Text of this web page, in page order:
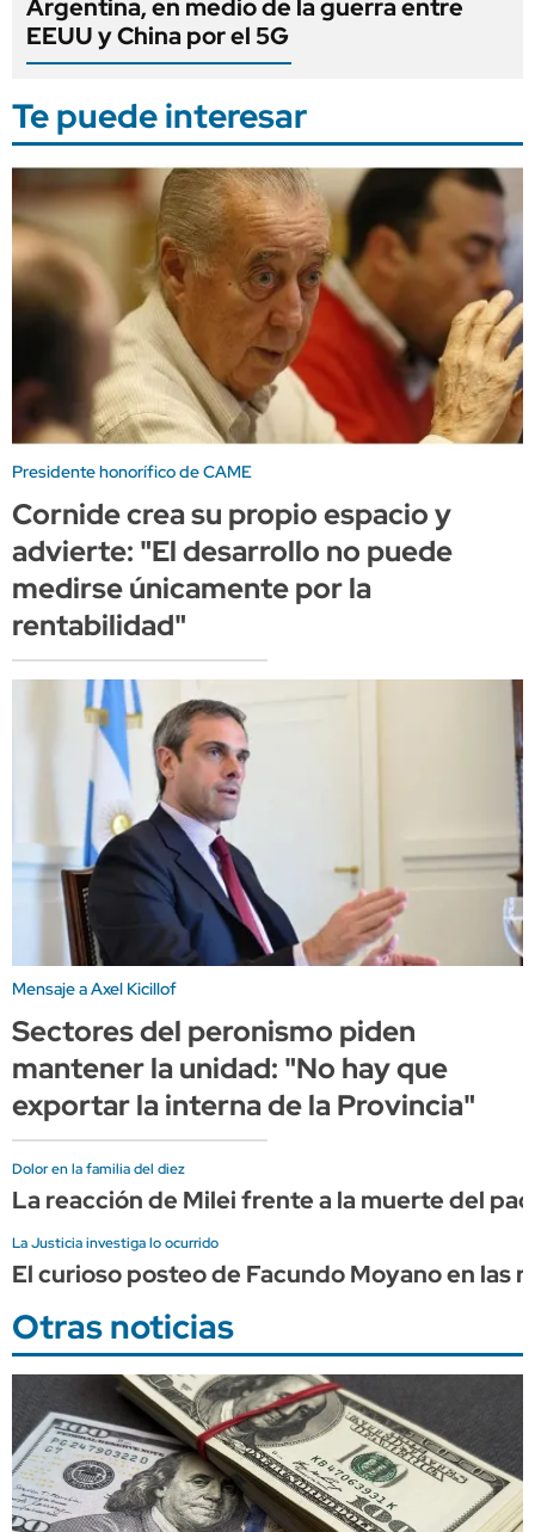
Argentina, en medio de la guerra entre
EEUU y China por el 5G
Te puede interesar
Presidente honorífico de CAME
Cornide crea su propio espacio y
advierte: "El desarrollo no puede
medirse únicamente por la
rentabilidad"
Mensaje a Axel Kicillof
Sectores del peronismo piden
mantener la unidad: "No hay que
exportar la interna de la Provincia"
Dolor en la familia del diez
La reacción de Milei frente a la muerte del
La Justicia investiga lo ocurrido
El curioso posteo de Facundo Moyano en las
Otras noticias